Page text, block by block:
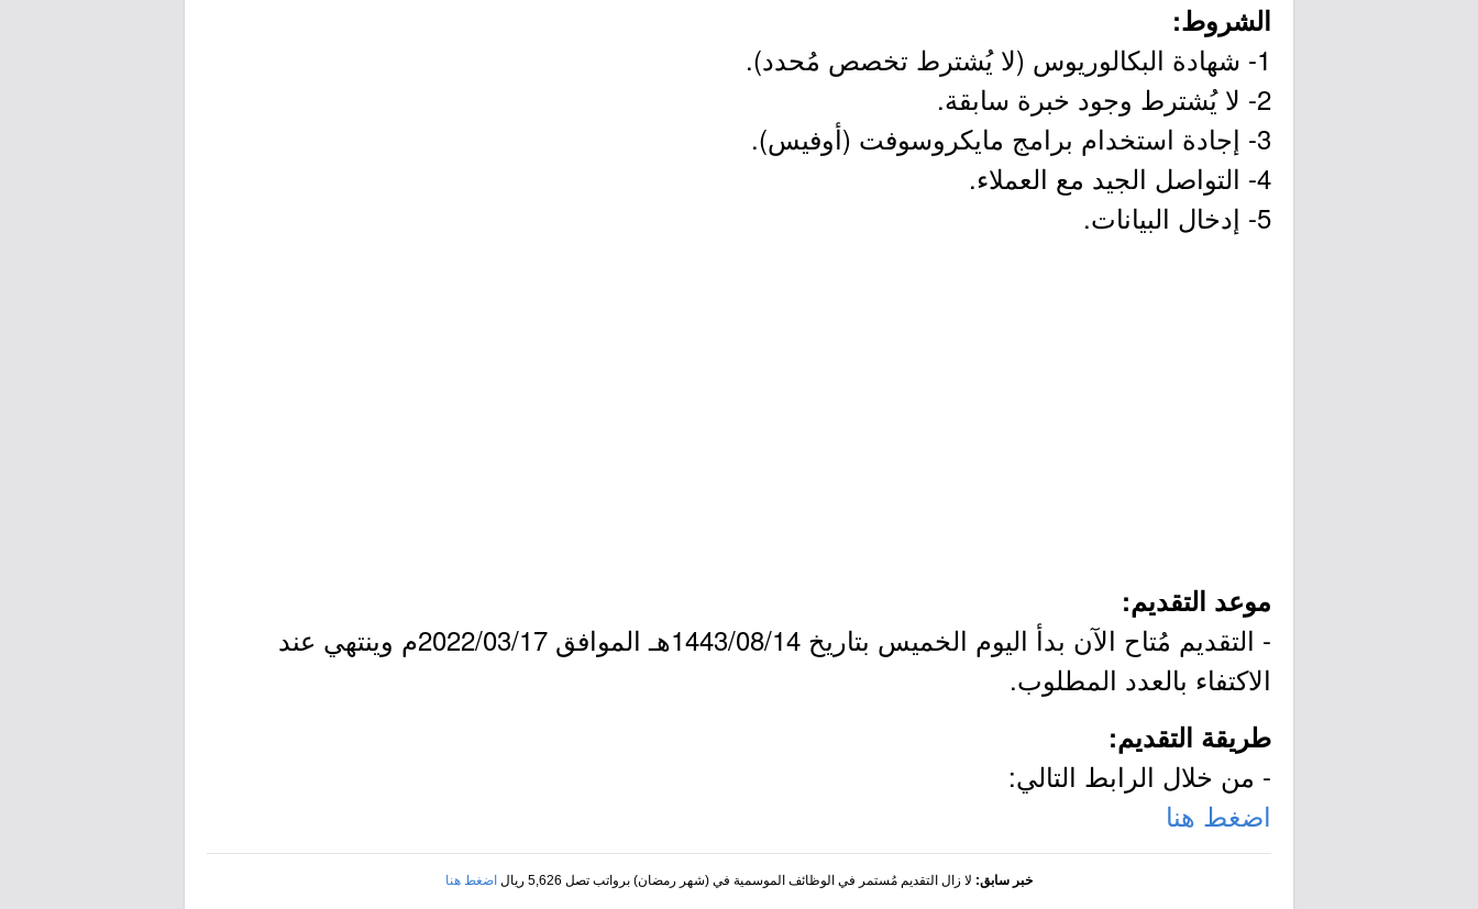
الشروط:
1- شهادة البكالوريوس (لا يُشترط تخصص مُحدد).
2- لا يُشترط وجود خبرة سابقة.
3- إجادة استخدام برامج مايكروسوفت (أوفيس).
4- التواصل الجيد مع العملاء.
5- إدخال البيانات.
موعد التقديم:
- التقديم مُتاح الآن بدأ اليوم الخميس بتاريخ 1443/08/14هـ الموافق 2022/03/17م وينتهي عند
الاكتفاء بالعدد المطلوب.
طريقة التقديم:
- من خلال الرابط التالي:
اضغط هنا
خبر سابق: لا زال التقديم مُستمر في الوظائف الموسمية في (شهر رمضان) برواتب تصل 5,626 ريال اضغط هنا